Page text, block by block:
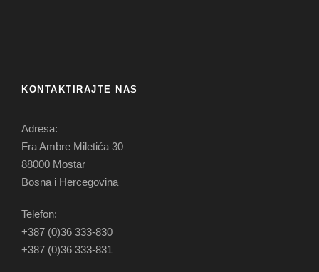
KONTAKTIRAJTE NAS
Adresa:
Fra Ambre Miletića 30
88000 Mostar
Bosna i Hercegovina
Telefon:
+387 (0)36 333-830
+387 (0)36 333-831